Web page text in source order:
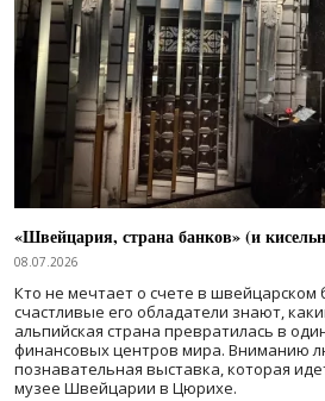
«Швейцария, страна банков» (и
08.07.2026
Кто не мечтает о счете в швейцарском
счастливые его обладатели знают,
альпийская страна превратилась в
финансовых центров мира. Вниманию
познавательная выставка, которая
музее Швейцарии в Цюрихе.